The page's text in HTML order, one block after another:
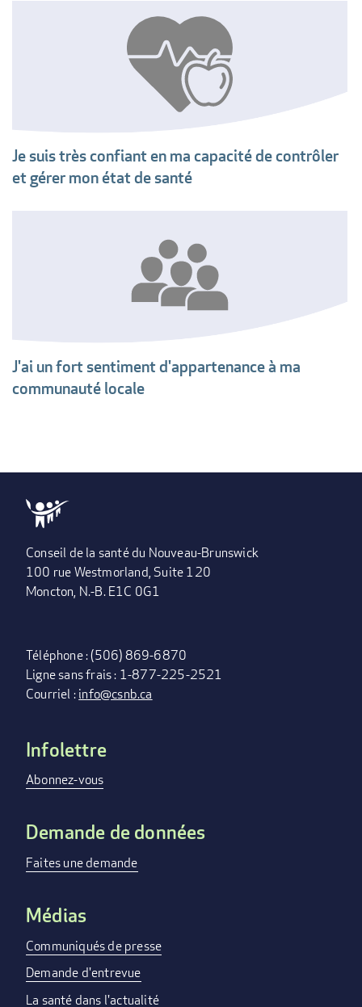
Je suis très confiant en ma capacité de contrôler
et gérer mon état de santé
J'ai un fort sentiment d'appartenance à ma
communauté locale
Conseil de la santé du Nouveau-Brunswick
100 rue Westmorland, Suite 120
Moncton, N.-B. E1C 0G1
Téléphone : (506) 869-6870
Ligne sans frais : 1-877-225-2521
Courriel :info@csnb.ca
FOOTER
MENU
Infolettre
Abonnez-vous
Demande de données
Faites une demande
Médias
Communiqués de presse
Demande d'entrevue
La santé dans l'actualité